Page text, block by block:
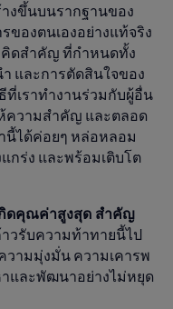
งขึ้นบนรากฐานของ
องตนเองอย่างแท้จริง
ดสำคัญ ที่กำหนดทั้ง
และการตัดสินใจของ
ที่เราทำงานร่วมกับผู้อื่น
ความสำคัญ และตลอด
นี้ได้ค่อยๆ หล่อหลอม
กร่ง และพร้อมเติบโต
กิดคุณค่าสูงสุด สำคัญ
วรับความท้าทายนี้ไป
ามมุ่งมั่น ความเคารพ
ละพัฒนาอย่างไม่หยุด